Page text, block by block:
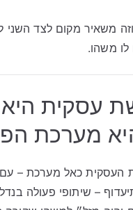
משאיר מקום לצד השני
לו משהו.
עסקית
מערכת
העסקית כאל מערכת –
– שיתופי פעולה